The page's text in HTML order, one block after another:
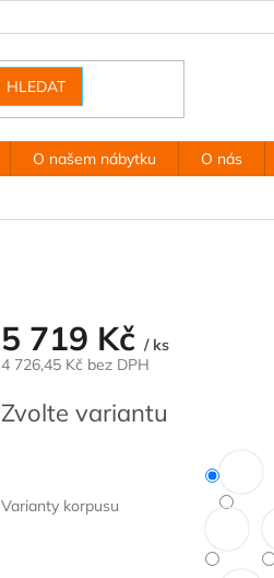
HLEDAT
O našem nábytku O nás
5 719 Kč / ks
4 726,45 Kč bez DPH
cena:
Zvolte variantu
Varianty korpusu